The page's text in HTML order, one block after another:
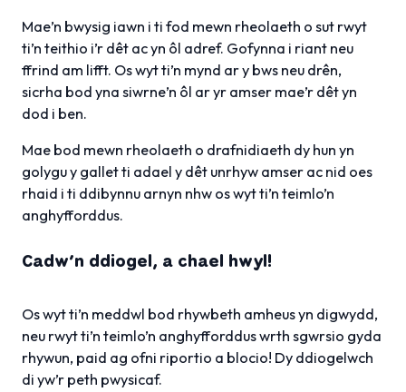
Mae’n bwysig iawn i ti fod mewn rheolaeth o sut rwyt
ti’n teithio i’r dêt ac yn ôl adref. Gofynna i riant neu
ffrind am lifft. Os wyt ti’n mynd ar y bws neu drên,
sicrha bod yna siwrne’n ôl ar yr amser mae’r dêt yn
dod i ben.
Mae bod mewn rheolaeth o drafnidiaeth dy hun yn
golygu y gallet ti adael y dêt unrhyw amser ac nid oes
rhaid i ti ddibynnu arnyn nhw os wyt ti’n teimlo’n
anghyfforddus.
Cadw’n ddiogel, a chael hwyl!
Os wyt ti’n meddwl bod rhywbeth amheus yn digwydd,
neu rwyt ti’n teimlo’n anghyfforddus wrth sgwrsio gyda
rhywun, paid ag ofni riportio a blocio! Dy ddiogelwch
di yw’r peth pwysicaf.